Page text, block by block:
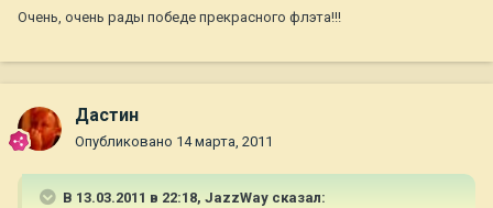
Очень, очень рады победе прекрасного флэта!!!
Дастин
Опубликовано 14 марта, 2011
В 13.03.2011 в 22:18, JazzWay сказал: